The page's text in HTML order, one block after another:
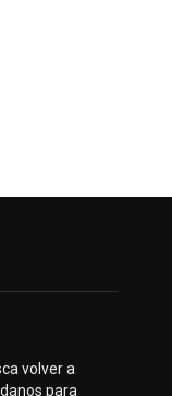
volver a
para